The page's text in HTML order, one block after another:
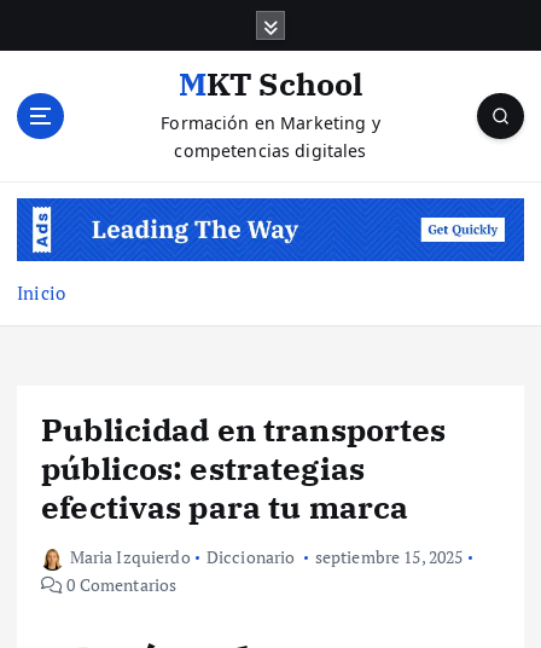
MKT School
Formación en Marketing y
competencias digitales
Inicio
Publicidad en transportes
públicos: estrategias
efectivas para tu marca
Maria Izquierdo Diccionario
septiembre 15, 2025
0 Comentarios